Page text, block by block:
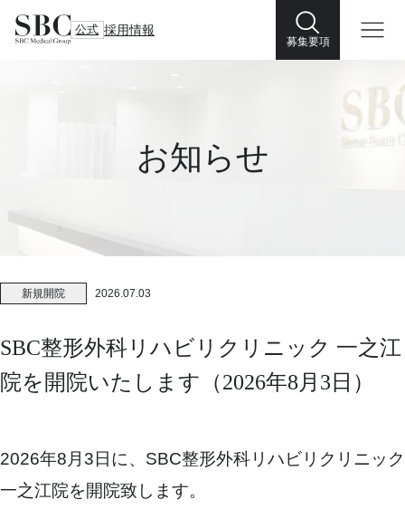
公式 採用情報
募集要項
お知らせ
新規開院 2026.07.03
SBC整形外科リハビリクリニック 一之江
院を開院いたします（2026年8月3日）
2026年8月3日に、SBC整形外科リハビリクリニック
一之江院を開院致します。